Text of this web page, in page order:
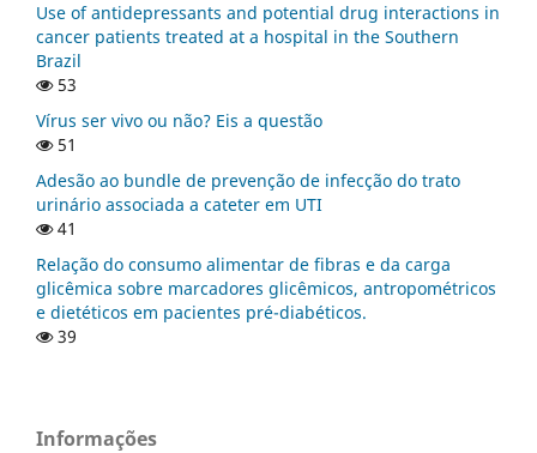
Use of antidepressants and potential drug interactions in
cancer patients treated at a hospital in the Southern
Brazil
53
Vírus ser vivo ou não? Eis a questão
51
Adesão ao bundle de prevenção de infecção do trato
urinário associada a cateter em UTI
41
Relação do consumo alimentar de fibras e da carga
glicêmica sobre marcadores glicêmicos, antropométricos
e dietéticos em pacientes pré-diabéticos.
39
Informações